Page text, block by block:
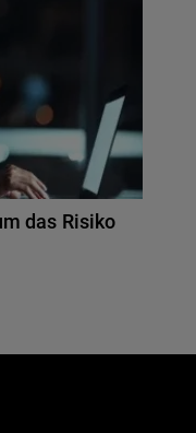
das Risiko